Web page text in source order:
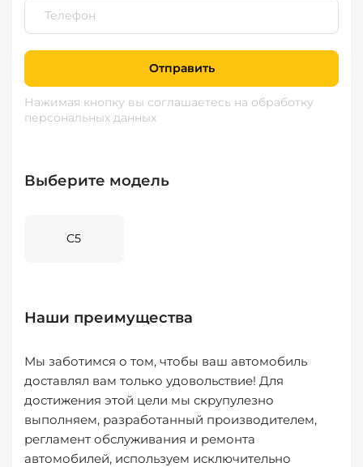
Отправить
Нажимая кнопку вы соглашаетесь на обработку
персональных данных
Выберите модель
C5
Наши преимущества
Мы заботимся о том, чтобы ваш автомобиль
доставлял вам только удовольствие! Для
достижения этой цели мы скрупулезно
выполняем, разработанный производителем,
регламент обслуживания и ремонта
автомобилей, используем исключительно